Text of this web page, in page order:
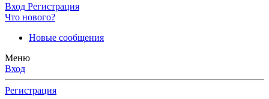
Вход Регистрация
Что нового?
Новые сообщения
Меню
Вход
Регистрация